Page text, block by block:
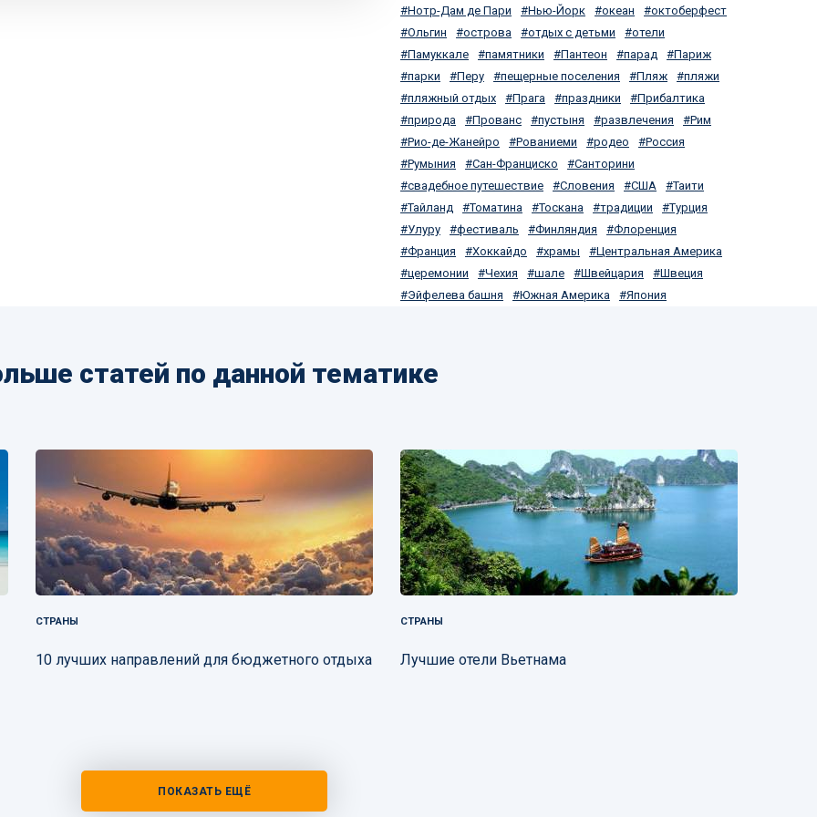
Нотр-Дам де Пари Нью-Йорк океан
октоберфест
Ольгин
острова отдых с детьми
отели
Памуккале
памятники Пантеон парад
Париж
парки
Перу пещерные поселения Пляж
пляжи
пляжный отдых
Прага праздники
Прибалтика
природа
Прованс пустыня развлечения
Рим
Рио-де-Жанейро
Рованиеми родео
Россия
Румыния
Сан-Франциско
Санторини
свадебное путешествие
Словения США
Таити
Тайланд
Томатина Тоскана традиции
Турция
Улуру
фестиваль Финляндия
Флоренция
Франция
Хоккайдо храмы
Центральная Америка
церемонии
Чехия шале Швейцария
Швеция
Эйфелева башня
Южная Америка Япония
статей по данной тематике
СТРАНЫ
10 лучших направлений для бюджетного отдыха
СТРАНЫ
Лучшие отели Вьетнама
ПОКАЗАТЬ ЕЩЁ